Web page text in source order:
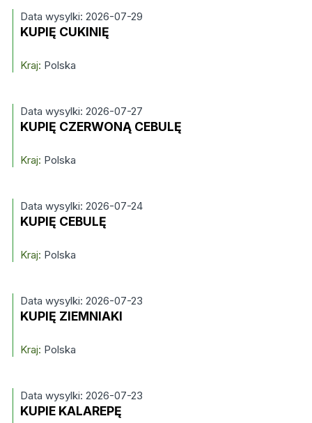
Data wysylki: 2026-07-29
KUPIĘ CUKINIĘ
Kraj: Polska
Data wysylki: 2026-07-27
KUPIĘ CZERWONĄ CEBULĘ
Kraj: Polska
Data wysylki: 2026-07-24
KUPIĘ CEBULĘ
Kraj: Polska
Data wysylki: 2026-07-23
KUPIĘ ZIEMNIAKI
Kraj: Polska
Data wysylki: 2026-07-23
KUPIE KALAREPĘ